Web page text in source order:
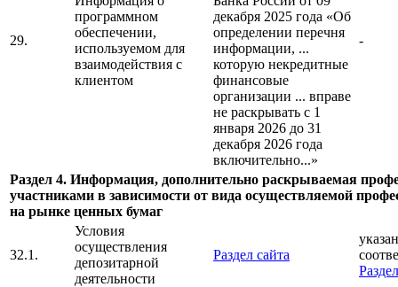
29.
программном
обеспечении,
используемом для
взаимодействия с
клиентом
декабря 2025 года «Об
определении перечня
информации, ...
которую некредитные
финансовые
организации ... вправе
не раскрывать с 1
января 2026 до 31
декабря 2026 года
включительно...»
-
Раздел 4. Информация, дополнительно раскрываемая
участниками в зависимости от вида осуществляемой
на рынке ценных бумаг
32.1.
Условия
осуществления
депозитарной
деятельности
Раздел сайта